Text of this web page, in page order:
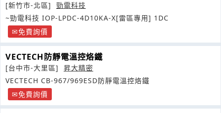
[新竹市-北區]
勁電科技
~勁電科技 IOP-LPDC-4D10KA-X[雷區專用] 1DC
免費詢價
VECTECH防靜電溫控烙鐵
[台中市-大里區]
昇大精密
VECTECH CB-967/969ESD防靜電溫控烙鐵
免費詢價